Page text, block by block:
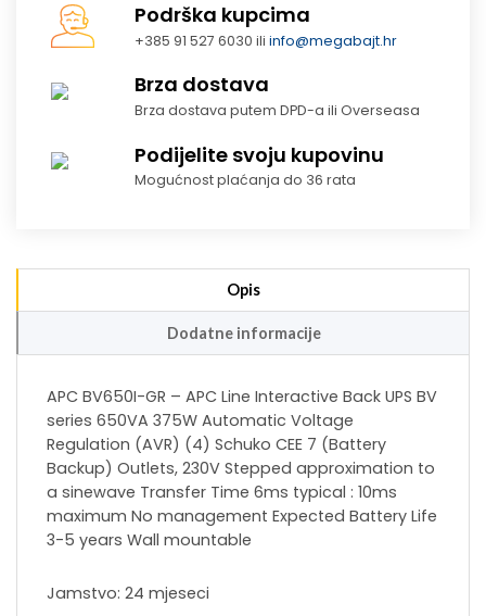
Podrška kupcima
+385 91 527 6030 iliinfo@megabajt.hr
Brza dostava
Brza dostava putem DPD-a ili Overseasa
Podijelite svoju kupovinu
Mogućnost plaćanja do 36 rata
Opis
Dodatne informacije
APC BV650I-GR – APC Line Interactive Back UPS BV
series 650VA 375W Automatic Voltage
Regulation (AVR) (4) Schuko CEE 7 (Battery
Backup) Outlets, 230V Stepped approximation to
a sinewave Transfer Time 6ms typical : 10ms
maximum No management Expected Battery Life
3-5 years Wall mountable
Jamstvo: 24 mjeseci